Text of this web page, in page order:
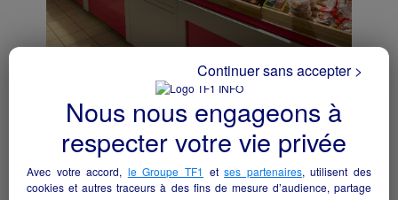
BOULANGERIE-PATISSERIE-SNACKING
Abjat-sur-Bandiat - 24300
Alimentation collectivite
Nous nous engageons à
respecter votre vie privée
Avec votre accord, le Groupe TF1 etses partenaires, utilisent des
cookies et autres traceurs à des fins de mesure d’audience, partage
Continuer sans accepter >